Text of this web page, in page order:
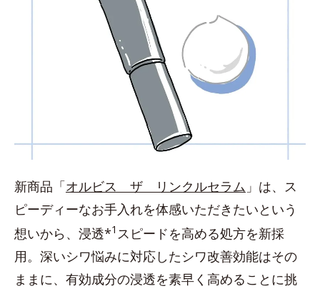
新商品「オルビス ザ リンクルセラム 」は、ス
ピーディーなお手入れを体感いただきたいという
想いから、浸透*1 スピードを高める処方を新採
用。深いシワ悩みに対応したシワ改善効能はその
ままに、有効成分の浸透を素早く高めることに挑